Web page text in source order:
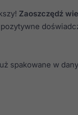
Zaoszczędź
spakowane w